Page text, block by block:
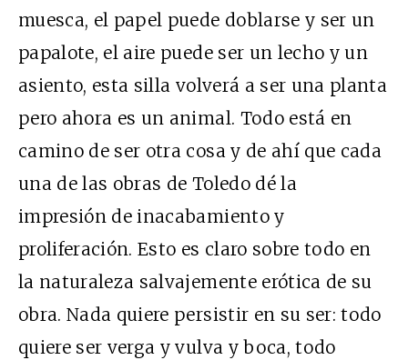
muesca, el papel puede doblarse y ser un
papalote, el aire puede ser un lecho y un
asiento, esta silla volverá a ser una planta
pero ahora es un animal. Todo está en
camino de ser otra cosa y de ahí que cada
una de las obras de Toledo dé la
impresión de inacabamiento y
proliferación. Esto es claro sobre todo en
la naturaleza salvajemente erótica de su
obra. Nada quiere persistir en su ser: todo
quiere ser verga y vulva y boca, todo